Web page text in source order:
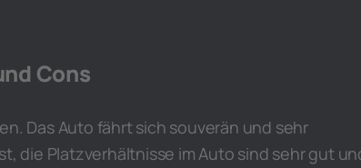
Cons
Das Auto fährt sich souverän und sehr
die Platzverhältnisse im Auto sind sehr gut